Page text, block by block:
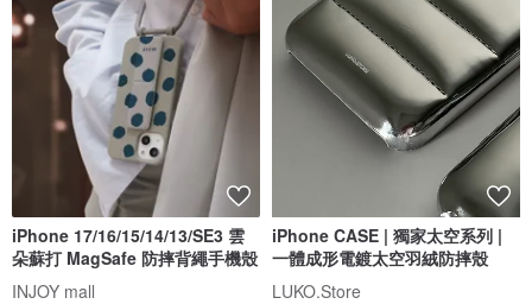
iPhone 17/16/15/14/13/SE3 雲
朵蘇打 MagSafe 防摔背繩手機殼
INJOY mall
iPhone CASE | 獨家太空系列 |
一體成形電鍍太空羽絨防摔殼
LUKO.Store